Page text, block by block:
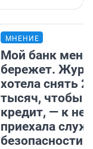
МНЕНИЕ
Мой банк меня
бережет.
хотела снять
тысяч, чтобы
кредит, — к
приехала
безопасности